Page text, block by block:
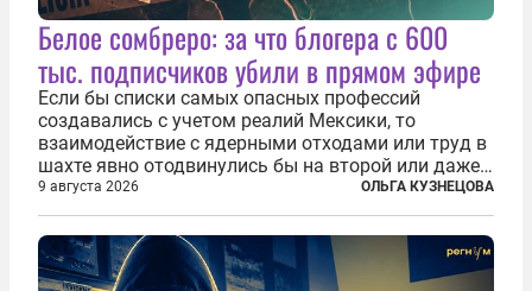
Белое сомбреро: за что блогера с 600
тыс. подписчиков убили в прямом эфире
Если бы списки самых опасных профессий
создавались с учетом реалий Мексики, то
взаимодействие с ядерными отходами или труд в
шахте явно отодвинулись бы на второй или даже
третий план. А вот блогерам, журналистам и
музыкантам пришлось бы выйти вперед. В
Кульякане, столице штата Синалоа, прямо во...
9 августа 2026 ОЛЬГА КУЗНЕЦОВА